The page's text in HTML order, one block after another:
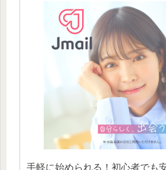
手軽に始められる！初心者でも